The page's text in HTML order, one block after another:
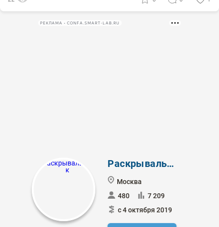
РЕКЛАМА • CONFA.SMART-LAB.RU
Раскрывальщик
Москва
480
7 209
с 4 октября 2019